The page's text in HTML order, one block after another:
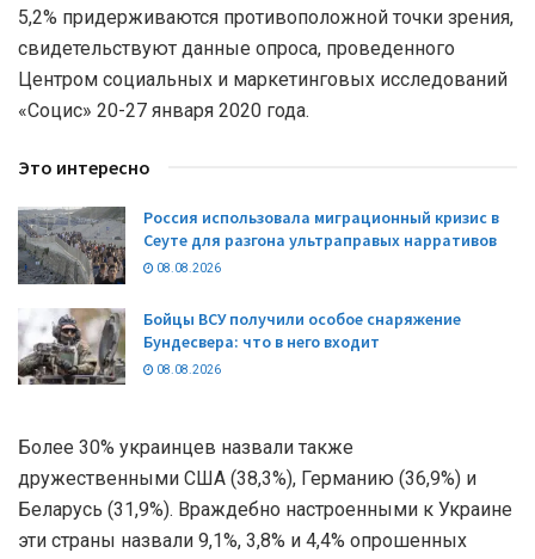
5,2% придерживаются противоположной точки зрения,
свидетельствуют данные опроса, проведенного
Центром социальных и маркетинговых исследований
«Социс» 20-27 января 2020 года.
Это интересно
Россия использовала миграционный кризис в
Сеуте для разгона ультраправых нарративов
08.08.2026
Бойцы ВСУ получили особое снаряжение
Бундесвера: что в него входит
08.08.2026
Более 30% украинцев назвали также
дружественными США (38,3%), Германию (36,9%) и
Беларусь (31,9%). Враждебно настроенными к Украине
эти страны назвали 9,1%, 3,8% и 4,4% опрошенных